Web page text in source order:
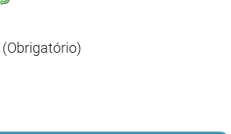
(Obrigatório)